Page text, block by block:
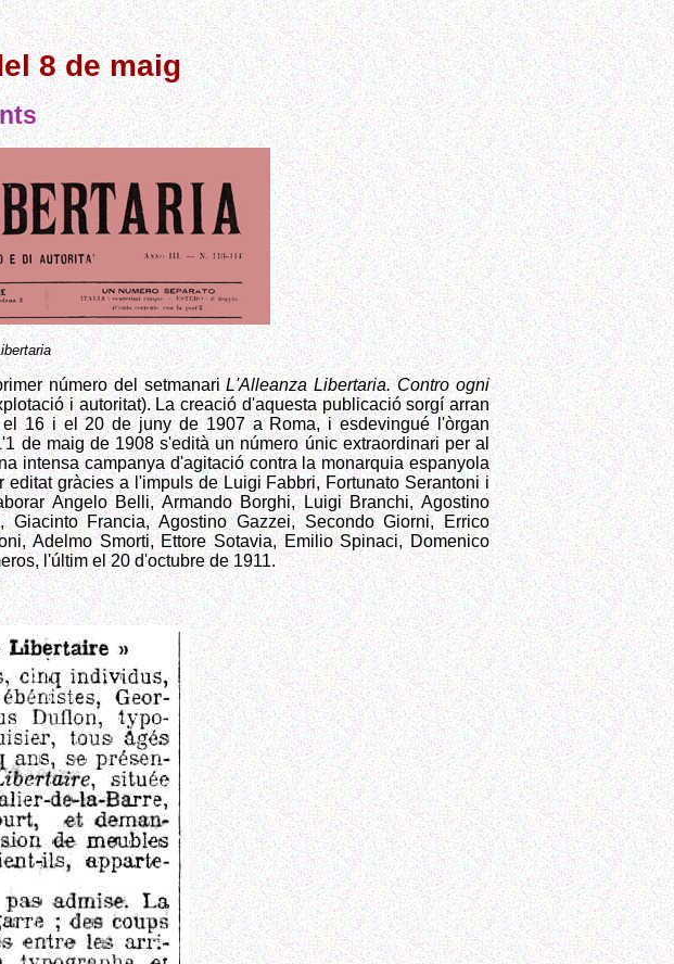
8 de maig
número del setmanariL'Alleanza Libertaria. Contro ogni
i autoritat). La creació d'aquesta publicació sorgí arran
16 i el 20 de juny de 1907 a Roma, i esdevingué l'òrgan
de maig de 1908 s'edità un número únic extraordinari per al
intensa campanya d'agitació contra la monarquia espanyola
gràcies a l'impuls de Luigi Fabbri, Fortunato Serantoni i
Angelo Belli, Armando Borghi, Luigi Branchi, Agostino
Francia, Agostino Gazzei, Secondo Giorni, Errico
Adelmo Smorti, Ettore Sotavia, Emilio Spinaci, Domenico
l'últim el 20 d'octubre de 1911.